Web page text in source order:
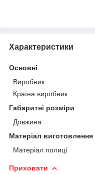
Характеристики
Основні
Виробник
Країна виробник
Габаритні розміри
Довжина
Матеріал виготовлення
Матеріал полиці
Приховати